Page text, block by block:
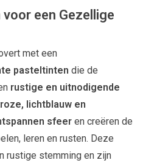
een Gezellige
met een
pasteltinten die de
rustige en uitnodigende
lichtblauw en
sfeer en creëren de
leren en rusten. Deze
rustige stemming en zijn